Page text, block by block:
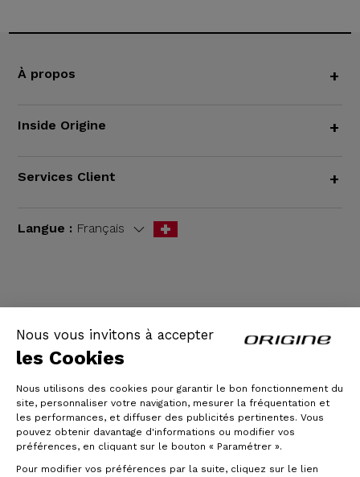
Nous vous invitons à accepter
les Cookies
Nous utilisons des cookies pour garantir le bon fonctionnement du
site, personnaliser votre navigation, mesurer la fréquentation et
les performances, et diffuser des publicités pertinentes. Vous
pouvez obtenir davantage d'informations ou modifier vos
préférences, en cliquant sur le bouton « Paramétrer ».
Pour modifier vos préférences par la suite, cliquez sur le lien
À propos +
Inside Origine +
Services Client +
Langue : Français
© Origine Cycles